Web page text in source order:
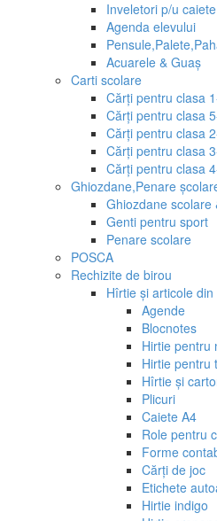
Inveletori p/u
Agenda elevului
Acuarele & Guaș
Carti scolare
Cărți pentru clasa
Cărți pentru clasa
Cărți pentru clasa
Cărți pentru clasa
Cărți pentru clasa
Ghiozdane,Penare
Ghiozdane scolare
Genti pentru sport
Penare scolare
POSCA
Rechizite de birou
Hîrtie și articole
Agende
Blocnotes
Hirtie pentru
Hirtie pentru
Hîrtie și
Plicuri
Caiete A4
Role pentru
Forme
Cărți de joc
Etichete
Hirtie indigo